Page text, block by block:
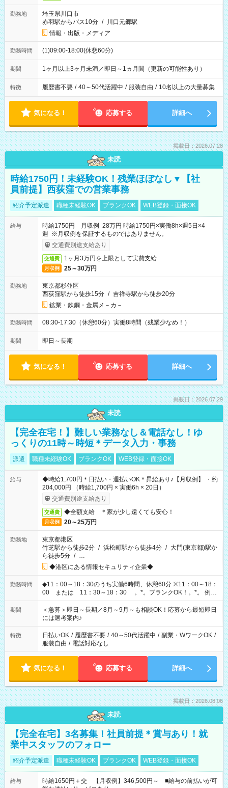
勤務地
埼玉県川口市
赤羽駅からバス10分 / 川口元郷駅
情報・出版・メディア
勤務時間 (1)09:00-18:00(休憩60分)
期間 1ヶ月以上3ヶ月未満／即日～1ヵ月間（更新の可能性あり）
特徴 履歴書不要 / 40～50代活躍中 / 服装自由 / 10名以上の大量募集
気になる！ 応募する 詳細へ
掲載日：2026.07.28
未読
時給1750円！未経験OK！残業ほぼなし▼【社
員前提】西荻窪での営業事務
紹介予定派遣 職種未経験OK ブランクOK WEB登録・面接OK
給与
時給1750円 月収例 28万円 時給1750円×実働8h×週5日×4
週 ※月収例を保証するものではありません。
交通費別途支給あり
交通費 1ヶ月3万円を上限として実費支給
月収例 25～30万円
勤務地
東京都杉並区
西荻窪駅から徒歩15分 / 吉祥寺駅から徒歩20分
鉱業・鉄鋼・金属メ－カ－
勤務時間 08:30-17:30（休憩60分）実働8時間（残業少なめ！）
期間 即日～長期
気になる！ 応募する 詳細へ
掲載日：2026.07.29
未読
【完全在宅！】難しい業務なし＆電話なし！ゆ
っくりの11時～時短＊データ入力・事務
派遣 職種未経験OK ブランクOK WEB登録・面接OK
給与
◆時給1,700円＊日払い・週払いOK＊昇給あり♪【月収例】 ・約
204,000円 （時給1,700円 × 実働6h × 20日）
交通費別途支給あり
交通費 ◆全額支給 ＊家が少し遠くても安心！
月収例 20～25万円
勤務地
東京都港区
竹芝駅から徒歩2分 / 浜松町駅から徒歩4分 / 大門(東京都)駅か
ら徒歩5分 / …
◆港区にある情報セキュリティ企業◆
勤務時間
◆11：00～18：30のうち実働6時間、休憩60分 ※11：00～18：
00 または 11：30～18：30 。*。ブランクOK！。*。 例え
ば前職が、 在宅/財団法人/事務/コールセンター/受付/販売/カフェ
スタッフ スイーツ販売/ホテルフロント/化粧品販売/など 様々な
業界から入社して活躍されています♪
期間
＜急募＞即日～長期／8月～9月～も相談OK！応募から最短即日
には選考案内♪
特徴 日払いOK / 履歴書不要 / 40～50代活躍中 / 副業・WワークOK /
服装自由 / 電話対応なし
気になる！ 応募する 詳細へ
掲載日：2026.08.06
未読
【完全在宅】3名募集！社員前提＊賞与あり！就
業中スタッフのフォロー
紹介予定派遣 職種未経験OK ブランクOK WEB登録・面接OK
給与
時給1650円＋交 【月収例】346,500円～ ■給与の前払いが可